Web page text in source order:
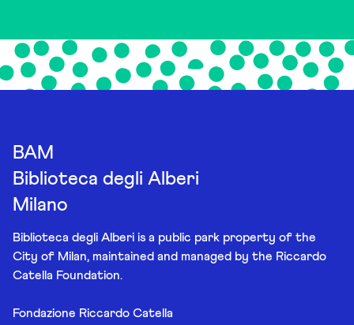
BAM
Biblioteca degli Alberi
Milano
Biblioteca degli Alberi is a public park property of the
City of Milan, maintained and managed by the Riccardo
Catella Foundation.
Fondazione Riccardo Catella